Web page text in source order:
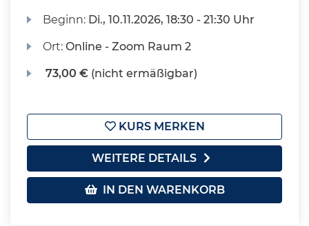
Beginn: Di., 10.11.2026, 18:30 - 21:30 Uhr
Ort:Online - Zoom Raum 2
73,00 € (nicht ermäßigbar)
KURS MERKEN
WEITERE DETAILS
IN DEN WARENKORB